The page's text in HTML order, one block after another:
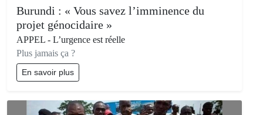
Burundi : « Vous savez l’imminence du
projet génocidaire »
APPEL - L’urgence est réelle
Plus jamais ça ?
En savoir plus